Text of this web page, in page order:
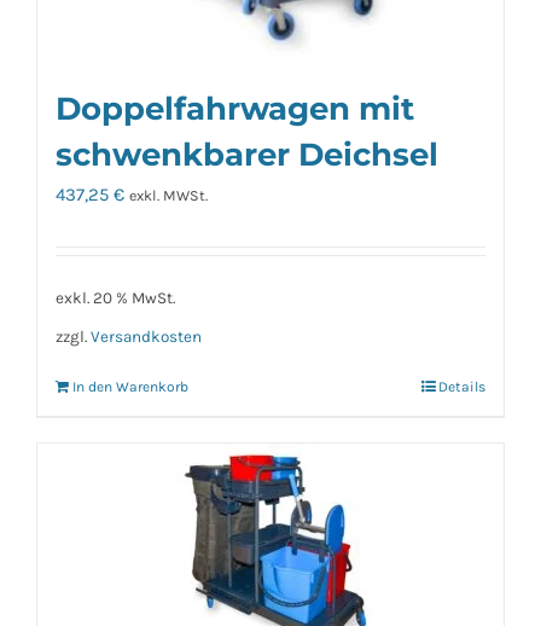
Doppelfahrwagen mit
schwenkbarer Deichsel
437,25 € exkl. MWSt.
exkl. 20 % MwSt.
zzgl. Versandkosten
In den Warenkorb Details